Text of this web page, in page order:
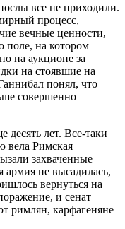
все не приходили.
процесс,
вечные ценности,
поле, на котором
на аукционе за
на стоявшие на
понял, что
совершенно
десять лет. Все-таки
вела Римская
захваченные
армия не высадилась,
вернуться на
и сенат
римлян, карфагеняне